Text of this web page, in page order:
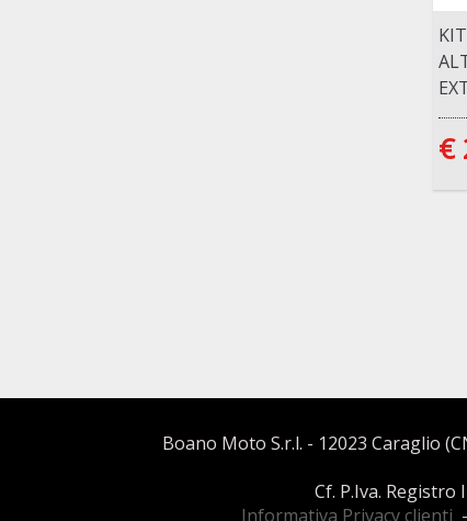
€
Boano Moto S.r.l. - 12023 Caraglio
Cf. P.Iva.
Informativa Privacy clienti -